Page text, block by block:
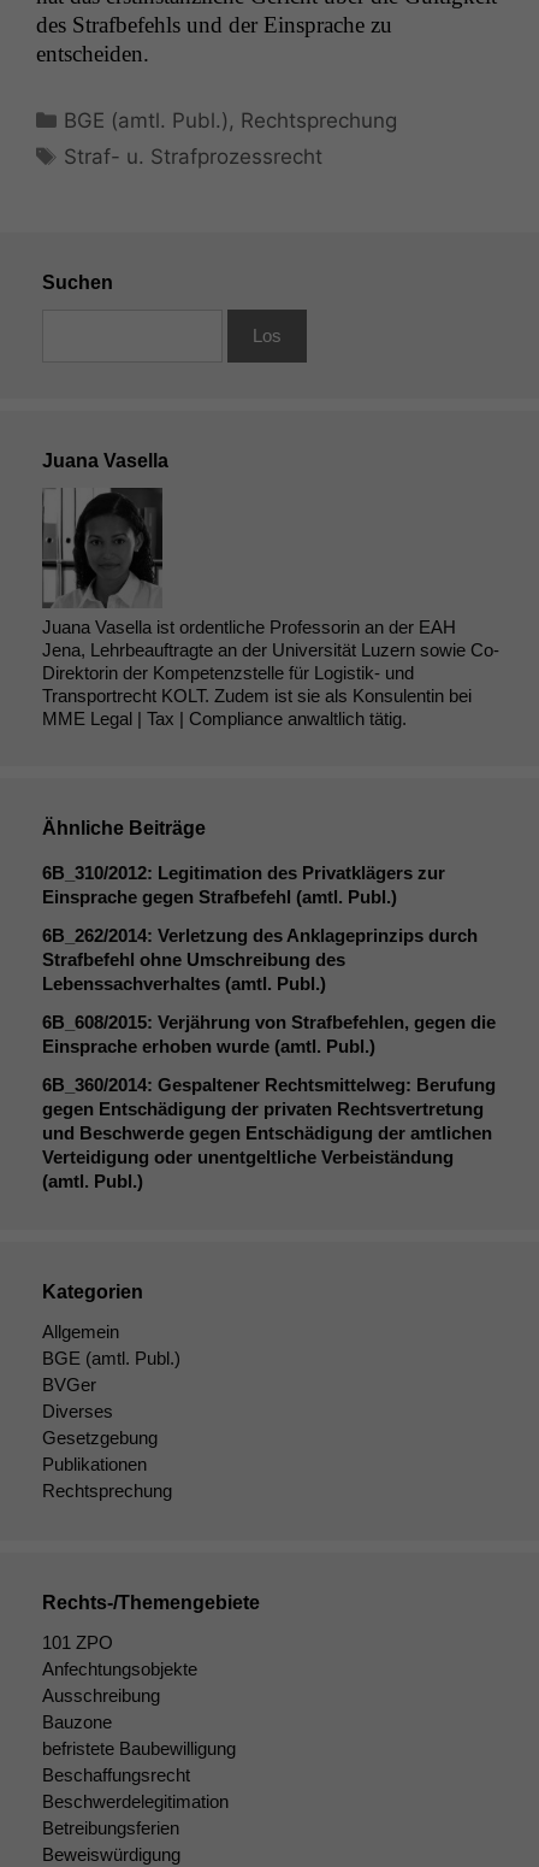
des Straf­be­fehls und der Ein­sprache zu
entscheiden.
Kategorien
BGE (amtl. Publ.) , Rechtsprechung
Schlagwörter
Straf- u. Strafprozessrecht
Suchen
Juana Vasella
Juana Vasella ist ordentliche Professorin an der EAH
Jena, Lehrbeauftragte an der Universität Luzern sowie Co-
Direktorin der Kompetenzstelle für Logistik- und
Transportrecht KOLT. Zudem ist sie als Konsulentin bei
MME Legal | Tax | Compliance anwaltlich tätig.
Ähnliche Beiträge
6B_310/2012: Legitimation des Privatklägers zur
Einsprache gegen Strafbefehl (amtl. Publ.)
6B_262/2014: Verletzung des Anklageprinzips durch
Strafbefehl ohne Umschreibung des
Lebenssachverhaltes (amtl. Publ.)
6B_608/2015: Verjährung von Strafbefehlen, gegen die
Einsprache erhoben wurde (amtl. Publ.)
6B_360/2014: Gespaltener Rechtsmittelweg: Berufung
gegen Entschädigung der privaten Rechtsvertretung
und Beschwerde gegen Entschädigung der amtlichen
Verteidigung oder unentgeltliche Verbeiständung
(amtl. Publ.)
Kategorien
Allgemein
BGE (amtl. Publ.)
BVGer
Diverses
Gesetzgebung
Publikationen
Rechtsprechung
Rechts-/Themengebiete
101 ZPO
Anfechtungsobjekte
Ausschreibung
Bauzone
befristete Baubewilligung
Beschaffungsrecht
Beschwerdelegitimation
Betreibungsferien
Beweiswürdigung
Notwendige
Diese
Cookies sind
nicht
optional, es